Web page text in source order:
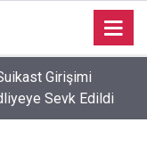
Yılmaz,
Ziyaret Etti